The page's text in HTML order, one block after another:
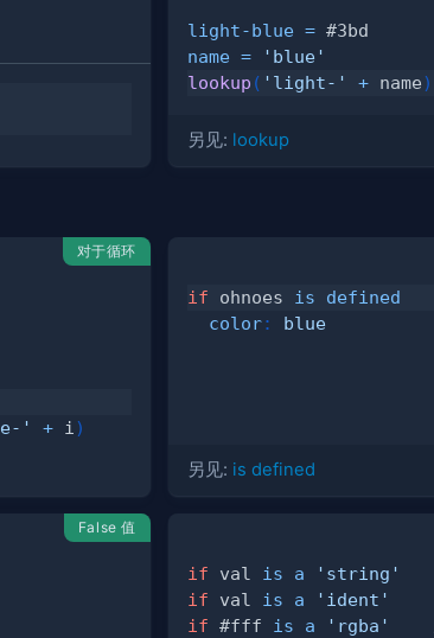
light-blue = #3bd
name =
'blue'
lookup ( 'light-' + name)
另见: lookup
对于循环
' + i )
if ohnoes
is defined
color: blue
另见: is defined
False 值
if val is a
'string'
if val is a
'ident'
if #fff is a 'rgba'